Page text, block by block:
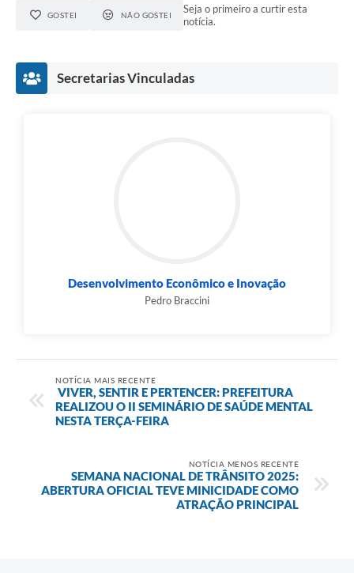
GOSTEI NÃO GOSTEI
Seja o primeiro a curtir esta
notícia.
Secretarias Vinculadas
Desenvolvimento Econômico e Inovação
Pedro Braccini
NOTÍCIA MAIS RECENTE
VIVER, SENTIR E PERTENCER: PREFEITURA
REALIZOU O II SEMINÁRIO DE SAÚDE MENTAL
NESTA TERÇA-FEIRA
NOTÍCIA MENOS RECENTE
SEMANA NACIONAL DE TRÂNSITO 2025:
ABERTURA OFICIAL TEVE MINICIDADE COMO
ATRAÇÃO PRINCIPAL